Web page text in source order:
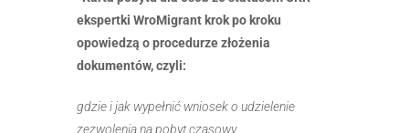
ekspertki WroMigrant krok po kroku
opowiedzą o procedurze złożenia
dokumentów, czyli:
gdzie i jak wypełnić wniosek o udzielenie
zezwolenia na pobyt czasowy,